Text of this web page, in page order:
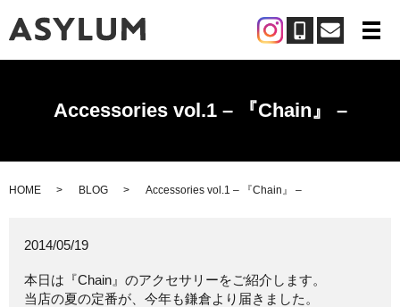
メ
Accessories vol.1 – 『Chain』 –
HOME BLOG Accessories vol.1 – 『Chain』 –
2014/05/19
本日は『Chain』のアクセサリーをご紹介します。
当店の夏の定番が、今年も鎌倉より届きました。